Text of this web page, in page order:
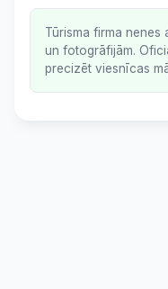
Tūrisma firma
un fotogrāfijām.
precizēt viesnīcas